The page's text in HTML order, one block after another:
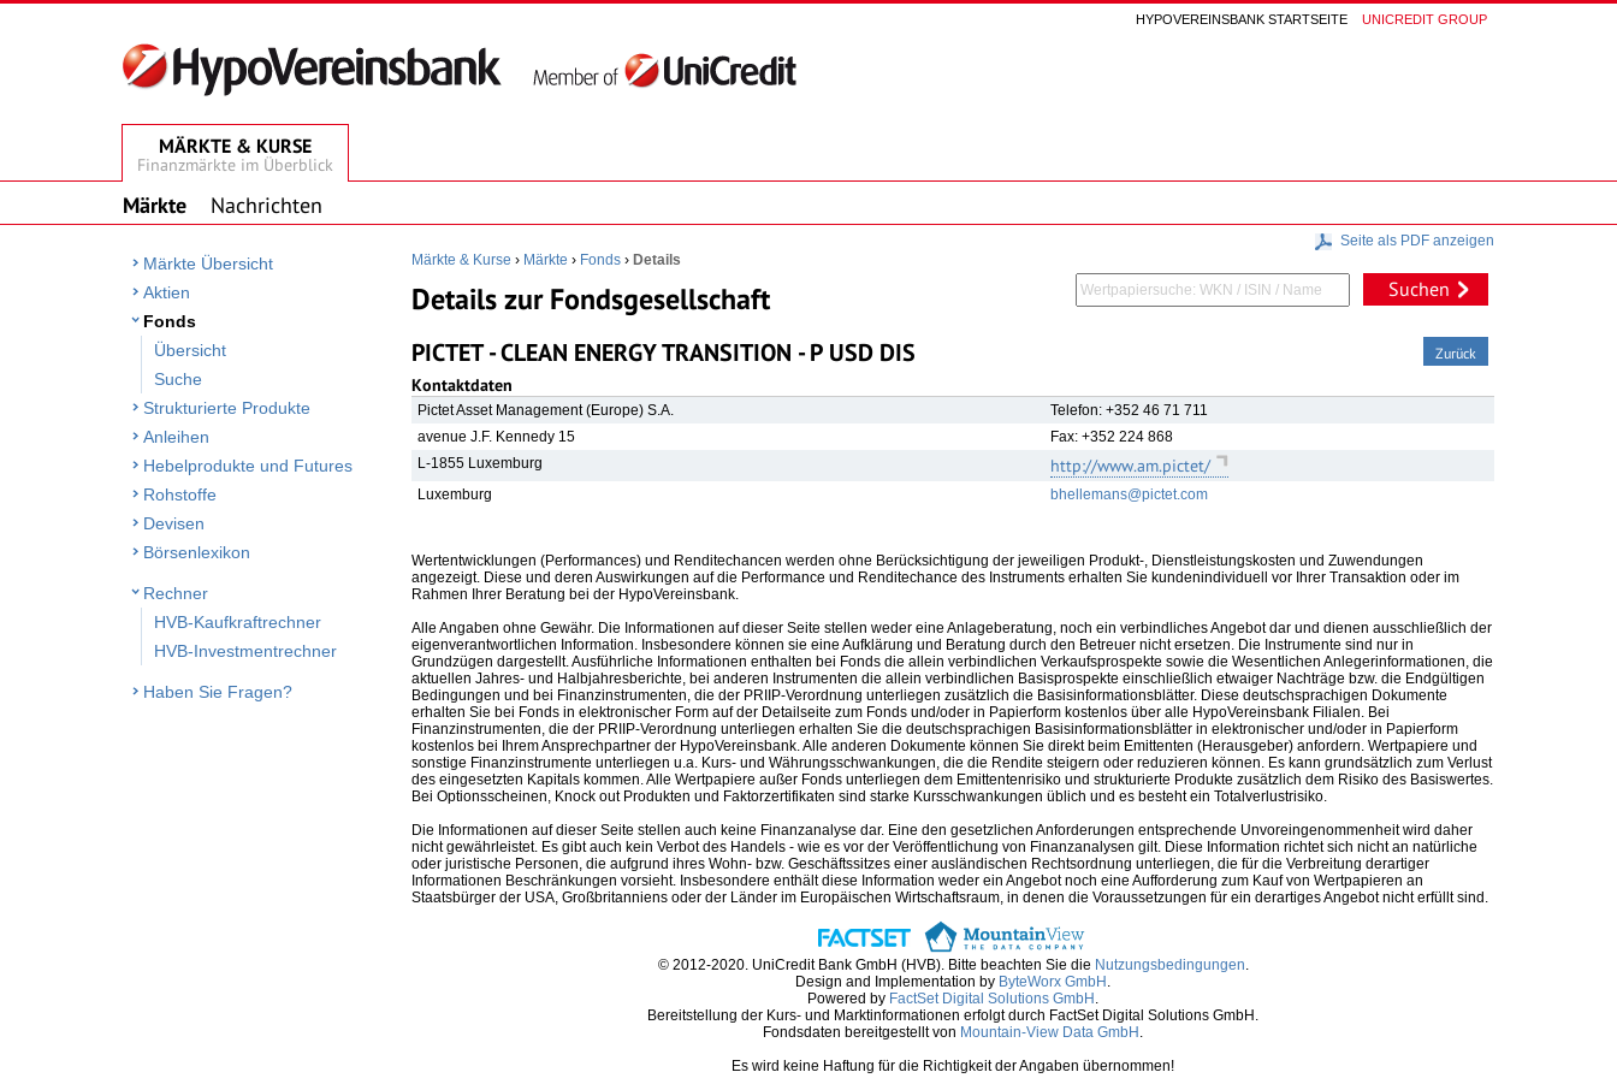
HYPOVEREINSBANK STARTSEITE UNICREDIT GROUP
MÄRKTE & KURSE
Finanzmärkte im Überblick
Märkte Nachrichten
Märkte Übersicht
Aktien
Fonds
Übersicht
Suche
Strukturierte Produkte
Anleihen
Hebelprodukte und Futures
Rohstoffe
Devisen
Börsenlexikon
Rechner
HVB-Kaufkraftrechner
HVB-Investmentrechner
Haben Sie Fragen?
Seite als PDF anzeigen
Märkte & Kurse › Märkte › Fonds › Details
Details zur Fondsgesellschaft Suchen
PICTET - CLEAN ENERGY TRANSITION - P USD DIS Zurück
Kontaktdaten
Pictet Asset Management (Europe) S.A.
Telefon: +352 46 71 711
avenue J.F. Kennedy 15
Fax: +352 224 868
L-1855 Luxemburg
http://www.am.pictet/
Luxemburg bhellemans@pictet.com
Wertentwicklungen (Performances) und Renditechancen werden ohne Berücksichtigung der jeweiligen Produkt-, Dienstleistungskosten und Zuwendungen
angezeigt. Diese und deren Auswirkungen auf die Performance und Renditechance des Instruments erhalten Sie kundenindividuell vor Ihrer Transaktion oder im
Rahmen Ihrer Beratung bei der HypoVereinsbank.
Alle Angaben ohne Gewähr. Die Informationen auf dieser Seite stellen weder eine Anlageberatung, noch ein verbindliches Angebot dar und dienen ausschließlich der
eigenverantwortlichen Information. Insbesondere können sie eine Aufklärung und Beratung durch den Betreuer nicht ersetzen. Die Instrumente sind nur in
Grundzügen dargestellt. Ausführliche Informationen enthalten bei Fonds die allein verbindlichen Verkaufsprospekte sowie die Wesentlichen Anlegerinformationen, die
aktuellen Jahres- und Halbjahresberichte, bei anderen Instrumenten die allein verbindlichen Basisprospekte einschließlich etwaiger Nachträge bzw. die Endgültigen
Bedingungen und bei Finanzinstrumenten, die der PRIIP-Verordnung unterliegen zusätzlich die Basisinformationsblätter. Diese deutschsprachigen Dokumente
erhalten Sie bei Fonds in elektronischer Form auf der Detailseite zum Fonds und/oder in Papierform kostenlos über alle HypoVereinsbank Filialen. Bei
Finanzinstrumenten, die der PRIIP-Verordnung unterliegen erhalten Sie die deutschsprachigen Basisinformationsblätter in elektronischer und/oder in Papierform
kostenlos bei Ihrem Ansprechpartner der HypoVereinsbank. Alle anderen Dokumente können Sie direkt beim Emittenten (Herausgeber) anfordern. Wertpapiere und
sonstige Finanzinstrumente unterliegen u.a. Kurs- und Währungsschwankungen, die die Rendite steigern oder reduzieren können. Es kann grundsätzlich zum Verlust
des eingesetzten Kapitals kommen. Alle Wertpapiere außer Fonds unterliegen dem Emittentenrisiko und strukturierte Produkte zusätzlich dem Risiko des Basiswertes.
Bei Optionsscheinen, Knock out Produkten und Faktorzertifikaten sind starke Kursschwankungen üblich und es besteht ein Totalverlustrisiko.
Die Informationen auf dieser Seite stellen auch keine Finanzanalyse dar. Eine den gesetzlichen Anforderungen entsprechende Unvoreingenommenheit wird daher
nicht gewährleistet. Es gibt auch kein Verbot des Handels - wie es vor der Veröffentlichung von Finanzanalysen gilt. Diese Information richtet sich nicht an natürliche
oder juristische Personen, die aufgrund ihres Wohn- bzw. Geschäftssitzes einer ausländischen Rechtsordnung unterliegen, die für die Verbreitung derartiger
Informationen Beschränkungen vorsieht. Insbesondere enthält diese Information weder ein Angebot noch eine Aufforderung zum Kauf von Wertpapieren an
Staatsbürger der USA, Großbritanniens oder der Länder im Europäischen Wirtschaftsraum, in denen die Voraussetzungen für ein derartiges Angebot nicht erfüllt sind.
© 2012-2020. UniCredit Bank GmbH (HVB). Bitte beachten Sie die Nutzungsbedingungen.
Design and Implementation by ByteWorx GmbH .
Powered by FactSet Digital Solutions GmbH .
Bereitstellung der Kurs- und Marktinformationen erfolgt durch FactSet Digital Solutions GmbH.
Fondsdaten bereitgestellt von Mountain-View Data GmbH .
Es wird keine Haftung für die Richtigkeit der Angaben übernommen!